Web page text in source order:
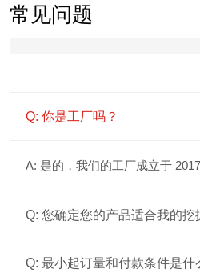
常见问题
Q: 你是工厂吗？
A: 是的，我们的工厂成立于 2017
Q: 您确定您的产品适合我的挖
Q: 最小起订量和付款条件是什